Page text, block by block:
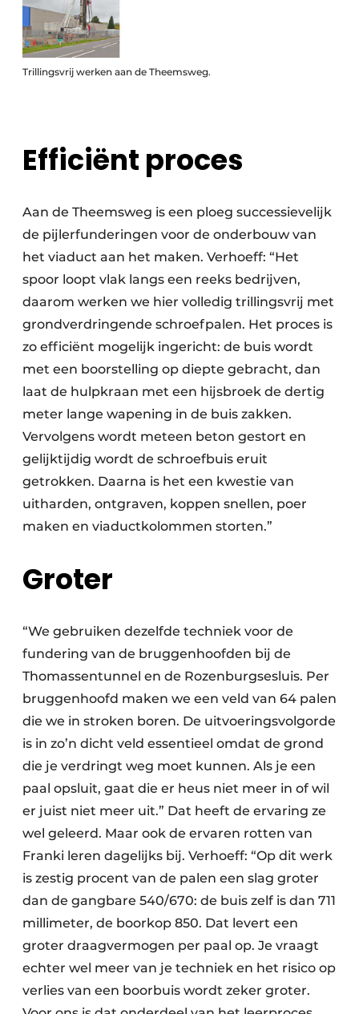
Trillingsvrij werken aan de Theemsweg.
Efficiënt proces
Aan de Theemsweg is een ploeg successievelijk
de pijlerfunderingen voor de onderbouw van
het viaduct aan het maken. Verhoeff: “Het
spoor loopt vlak langs een reeks bedrijven,
daarom werken we hier volledig trillingsvrij met
grondverdringende schroefpalen. Het proces is
zo efficiënt mogelijk ingericht: de buis wordt
met een boorstelling op diepte gebracht, dan
laat de hulpkraan met een hijsbroek de dertig
meter lange wapening in de buis zakken.
Vervolgens wordt meteen beton gestort en
gelijktijdig wordt de schroefbuis eruit
getrokken. Daarna is het een kwestie van
uitharden, ontgraven, koppen snellen, poer
maken en viaductkolommen storten.”
Groter
“We gebruiken dezelfde techniek voor de
fundering van de bruggenhoofden bij de
Thomassentunnel en de Rozenburgsesluis. Per
bruggenhoofd maken we een veld van 64 palen
die we in stroken boren. De uitvoeringsvolgorde
is in zo’n dicht veld essentieel omdat de grond
die je verdringt weg moet kunnen. Als je een
paal opsluit, gaat die er heus niet meer in of wil
er juist niet meer uit.” Dat heeft de ervaring ze
wel geleerd. Maar ook de ervaren rotten van
Franki leren dagelijks bij. Verhoeff: “Op dit werk
is zestig procent van de palen een slag groter
dan de gangbare 540/670: de buis zelf is dan 711
millimeter, de boorkop 850. Dat levert een
groter draagvermogen per paal op. Je vraagt
echter wel meer van je techniek en het risico op
verlies van een boorbuis wordt zeker groter.